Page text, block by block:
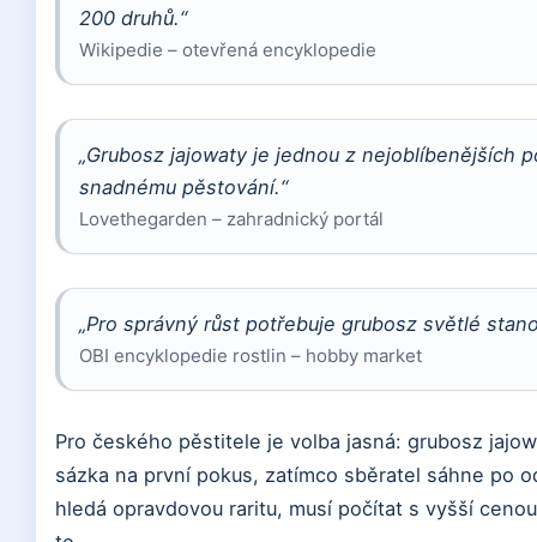
200 druhů.“
Wikipedie – otevřená encyklopedie
„Grubosz jajowaty je jednou z nejoblíbenějších
snadnému pěstování.“
Lovethegarden – zahradnický portál
„Pro správný růst potřebuje grubosz světlé
OBI encyklopedie rostlin – hobby market
Pro českého pěstitele je volba jasná: grubosz
sázka na první pokus, zatímco sběratel sáhne po
hledá opravdovou raritu, musí počítat s vyšší